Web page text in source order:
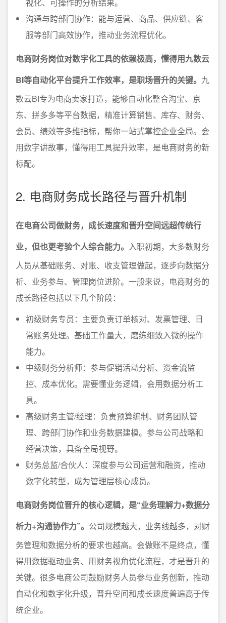
沟通与跨部门协作：能与运营、商品、供应链、客
服等部门高效协作，推动业务流程优化。
电商财务岗位对数字化工具的依赖极高，懂得用九数云
BI等自动化平台提升工作效率，是职场晋升的关键。 九
数云BI专为电商卖家打造，能够自动化整合淘宝、京
东、拼多多等平台数据，精准计算销售、库存、财务、
会员、绩效等多维指标，帮你一站式掌控企业全局。会
用数字讲故事，懂得用工具提升效率，是电商财务的新
标配。
2. 电商财务成长路径与晋升机制
在电商公司做财务，成长速度和晋升空间远超传统行
业，但也更考验个人综合能力。 入职初期，大多数财务
人员从基础账务、对账、收支管理做起，逐步向数据分
析、业务参与、管理岗位进阶。一般来说，电商财务的
成长路径包括以下几个阶段：
初级财务专员：主要负责订单核对、发票管理、日
常账务处理。基础工作量大，磨练细致入微的操作
能力。
中级财务分析师：参与促销活动分析、资金流监
控、成本优化。需要懂业务逻辑，会用数据分析工
具。
高级财务主管/经理：负责预算编制、财务团队管
理、跨部门协作和业务数据建模。参与公司战略和
经营决策，具备全局视野。
财务总监/合伙人：深度参与公司运营和融资，推动
数字化转型，成为管理层核心成员。
电商财务岗位晋升的核心逻辑，是“业务理解力+数据分
析力+沟通协作力”。 公司规模越大，业务线越多，对财
务管理和数据分析的要求也越高。会做账不是终点，懂
得用数据驱动业务、用财务视角优化流程，才是晋升的
关键。很多电商公司鼓励财务人员参与业务创新，推动
自动化和数字化升级，晋升空间和成长速度普遍高于传
统企业。